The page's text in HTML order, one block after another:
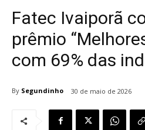
Fatec Ivaiporã
prêmio
com 69% das
By Segundinho 30 de maio de 2026